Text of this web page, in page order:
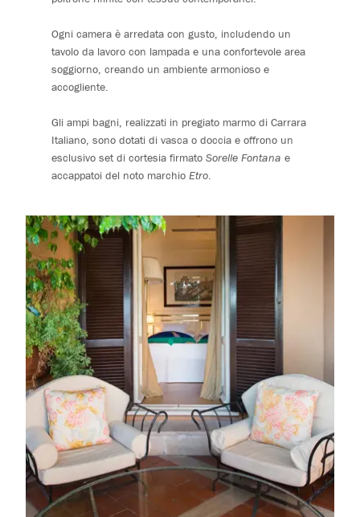
Ogni camera è arredata con gusto, includendo un
tavolo da lavoro con lampada e una confortevole area
soggiorno, creando un ambiente armonioso e
accogliente.
Gli ampi bagni, realizzati in pregiato marmo di Carrara
Italiano, sono dotati di vasca o doccia e offrono un
esclusivo set di cortesia firmato Sorelle Fontana e
accappatoi del noto marchio Etro